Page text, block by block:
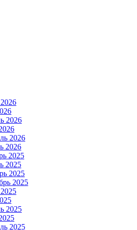
2026
2026
2026
2025
2025
2025
2025
2025
2025